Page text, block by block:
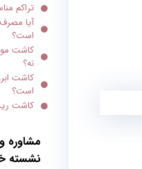
تراکم
آیا
است؟
نه؟
کاشت
است؟
کاشت
مشاوره
نشسته